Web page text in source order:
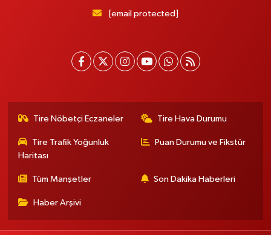
[email protected]
Tire Nöbetçi Eczaneler Tire Hava Durumu
Tire Trafik Yoğunluk
Haritası
Puan Durumu ve Fikstür
Tüm Manşetler Son Dakika Haberleri
Haber Arşivi